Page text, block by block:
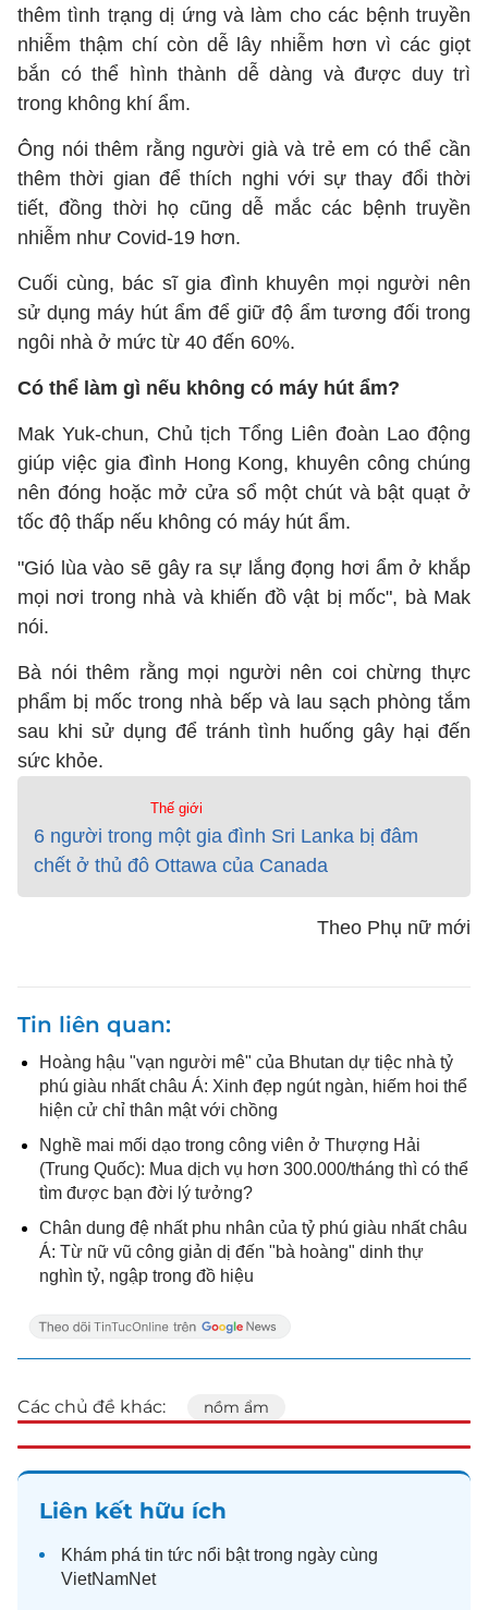
thêm tình trạng dị ứng và làm cho các bệnh truyền
nhiễm thậm chí còn dễ lây nhiễm hơn vì các giọt
bắn có thể hình thành dễ dàng và được duy trì
trong không khí ẩm.
Ông nói thêm rằng người già và trẻ em có thể cần
thêm thời gian để thích nghi với sự thay đổi thời
tiết, đồng thời họ cũng dễ mắc các bệnh truyền
nhiễm như Covid-19 hơn.
Cuối cùng, bác sĩ gia đình khuyên mọi người nên
sử dụng máy hút ẩm để giữ độ ẩm tương đối trong
ngôi nhà ở mức từ 40 đến 60%.
Có thể làm gì nếu không có máy hút ẩm?
Mak Yuk-chun, Chủ tịch Tổng Liên đoàn Lao động
giúp việc gia đình Hong Kong, khuyên công chúng
nên đóng hoặc mở cửa sổ một chút và bật quạt ở
tốc độ thấp nếu không có máy hút ẩm.
"Gió lùa vào sẽ gây ra sự lắng đọng hơi ẩm ở khắp
mọi nơi trong nhà và khiến đồ vật bị mốc", bà Mak
nói.
Bà nói thêm rằng mọi người nên coi chừng thực
phẩm bị mốc trong nhà bếp và lau sạch phòng tắm
sau khi sử dụng để tránh tình huống gây hại đến
sức khỏe.
Thế giới
6 người trong một gia đình Sri Lanka bị đâm
chết ở thủ đô Ottawa của Canada
Theo Phụ nữ mới
Tin liên quan
Hoàng hậu "vạn người mê" của Bhutan dự tiệc nhà tỷ
phú giàu nhất châu Á: Xinh đẹp ngút ngàn, hiếm hoi thể
hiện cử chỉ thân mật với chồng
Nghề mai mối dạo trong công viên ở Thượng Hải
(Trung Quốc): Mua dịch vụ hơn 300.000/tháng thì có thể
tìm được bạn đời lý tưởng?
Chân dung đệ nhất phu nhân của tỷ phú giàu nhất châu
Á: Từ nữ vũ công giản dị đến "bà hoàng" dinh thự
nghìn tỷ, ngập trong đồ hiệu
Các chủ đề khác: nồm ẩm
Liên kết hữu ích
Khám phá tin tức nổi bật trong ngày cùng
VietNamNet